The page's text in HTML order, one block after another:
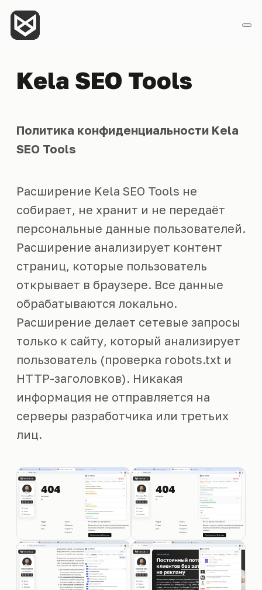
Kela SEO Tools
Политика конфиденциальности Kela
SEO Tools
Расширение Kela SEO Tools не
собирает, не хранит и не передаёт
персональные данные пользователей.
Расширение анализирует контент
страниц, которые пользователь
открывает в браузере. Все данные
обрабатываются локально.
Расширение делает сетевые запросы
только к сайту, который анализирует
пользователь (проверка robots.txt и
HTTP-заголовков). Никакая
информация не отправляется на
серверы разработчика или третьих
лиц.